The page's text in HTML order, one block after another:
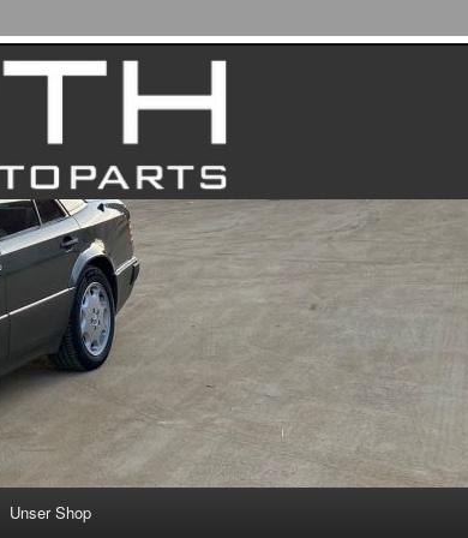
Unser Shop